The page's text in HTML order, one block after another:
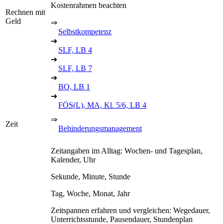
Rechnen mit
Geld
Kostenrahmen beachten
⇒
Selbstkompetenz
➔
SLF, LB 4
➔
SLF, LB 7
➔
BO, LB 1
➔
FÖS(L), MA, Kl. 5/6, LB 4
Zeit
⇒
Behinderungsmanagement
Zeitangaben im Alltag: Wochen- und Tagesplan,
Kalender, Uhr
Sekunde, Minute, Stunde
Tag, Woche, Monat, Jahr
Zeitspannen erfahren und vergleichen: Wegedauer,
Unterrichtsstunde, Pausendauer, Stundenplan